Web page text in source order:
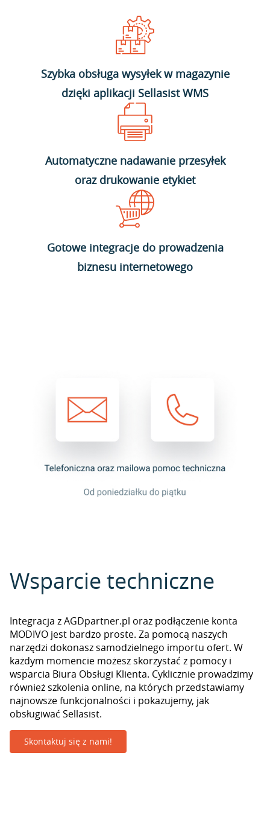
Szybka obsługa wysyłek w magazynie
dzięki aplikacji Sellasist WMS
Automatyczne nadawanie przesyłek
oraz drukowanie etykiet
Gotowe integracje do prowadzenia
biznesu internetowego
Wsparcie techniczne
Integracja z AGDpartner.pl oraz podłączenie konta
MODIVO jest bardzo proste. Za pomocą naszych
narzędzi dokonasz samodzielnego importu ofert. W
każdym momencie możesz skorzystać z pomocy i
wsparcia Biura Obsługi Klienta. Cyklicznie prowadzimy
również szkolenia online, na których przedstawiamy
najnowsze funkcjonalności i pokazujemy, jak
obsługiwać Sellasist.
Skontaktuj się z nami!